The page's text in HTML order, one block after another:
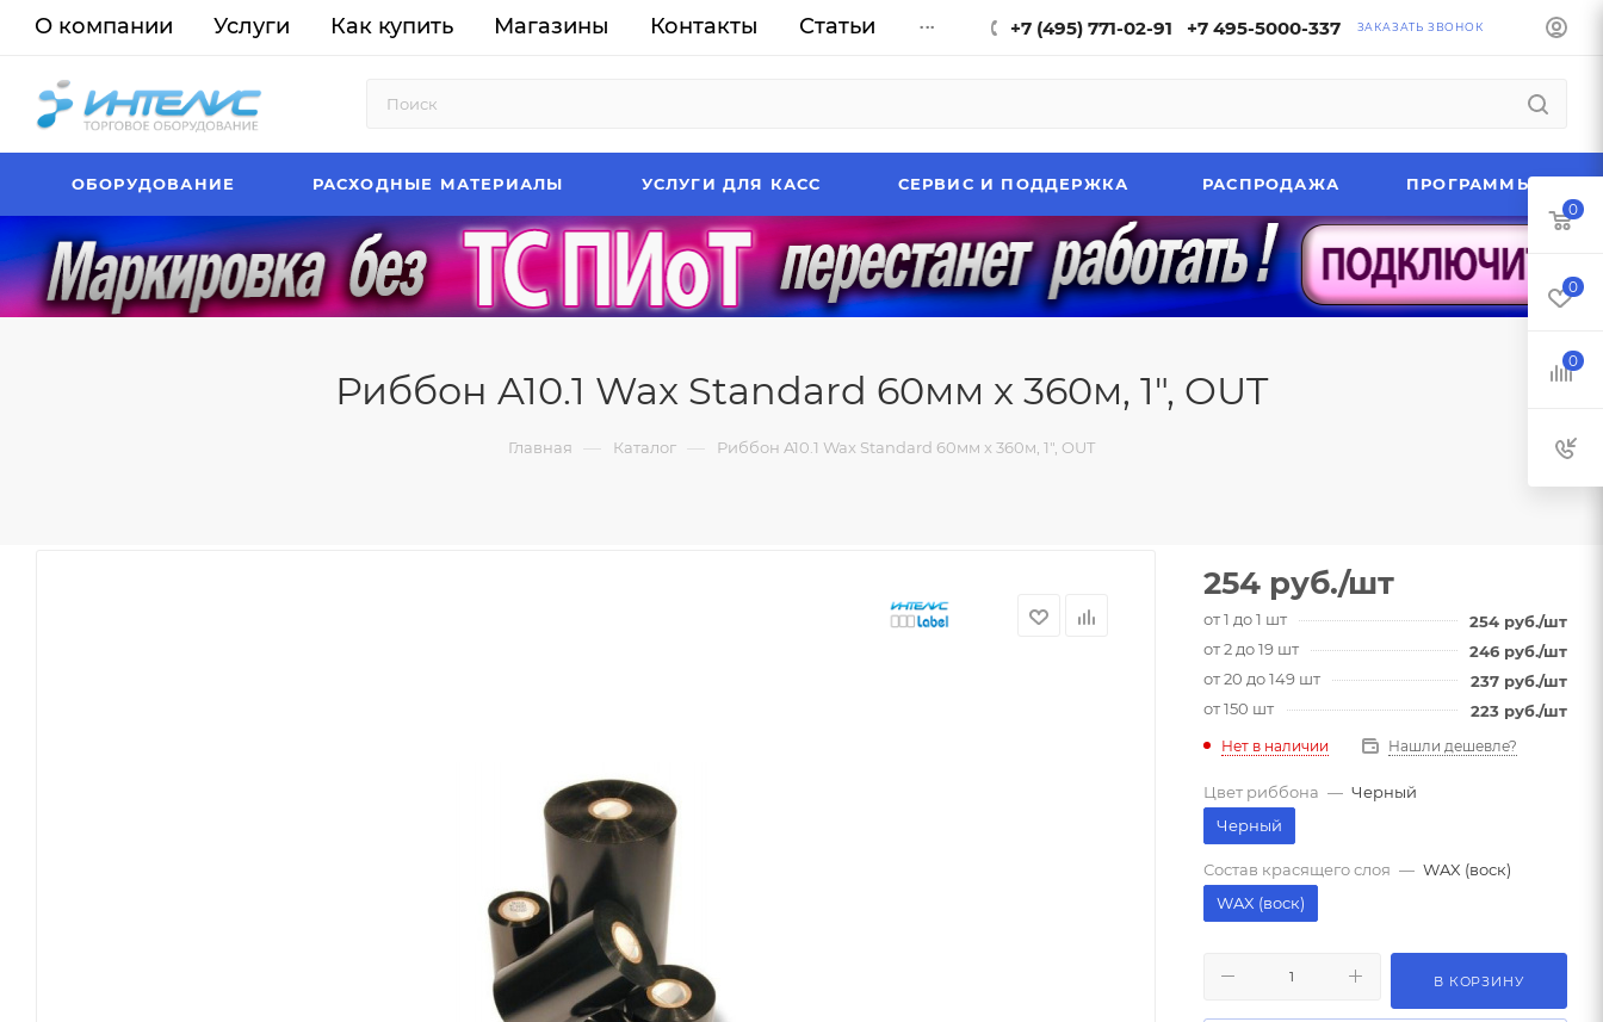
О компании Услуги Как купить Магазины Контакты Статьи ... +7 (495) 771-02-91 +7 495-5000-337 ЗАКАЗАТЬ ЗВОНОК
ОБОРУДОВАНИЕ РАСХОДНЫЕ МАТЕРИАЛЫ УСЛУГИ ДЛЯ КАСС СЕРВИС И ПОДДЕРЖКА РАСПРОДАЖА ПРОГРАММЫ
Риббон A10.1 Wax Standard 60мм x 360м, 1", OUT
Главная — Каталог — Риббон A10.1 Wax Standard 60мм x 360м, 1", OUT
254 руб./шт
от 1 до 1 шт 254 руб./шт
от 2 до 19 шт
246 руб./шт
от 20 до 149 шт
237 руб./шт
от 150 шт
223 руб./шт
Нет в наличии Нашли дешевле?
Цвет риббона — Черный
Черный
Состав красящего слоя — WAX (воск)
WAX (воск)
В КОРЗИНУ
0
0
0